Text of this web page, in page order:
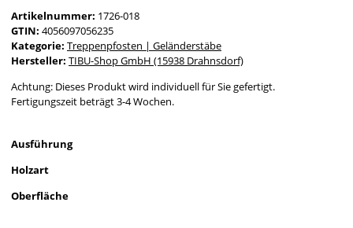
Artikelnummer: 1726-018
GTIN: 4056097056235
Kategorie: Treppenpfosten | Geländerstäbe
Hersteller: TIBU-Shop GmbH (15938 Drahnsdorf)
Achtung: Dieses Produkt wird individuell für Sie gefertigt.
Fertigungszeit beträgt 3-4 Wochen.
Ausführung
Holzart
Oberfläche